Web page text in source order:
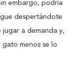
embargo, podría
despertándote
a demanda y,
menos se lo